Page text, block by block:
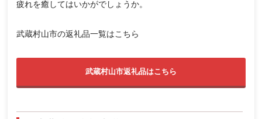
疲れを癒してはいかがでしょうか。
武蔵村山市の返礼品一覧はこちら
武蔵村山市返礼品はこちら